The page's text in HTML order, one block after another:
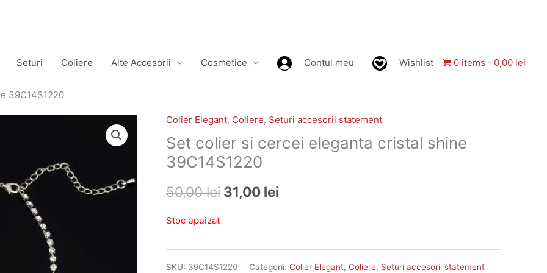
Seturi Coliere Alte Accesorii Cosmetice Contul meu Wishlist 0 items 0,00 lei
39C14S1220
Colier Elegant, Coliere, Seturi accesorii statement
Set colier si cercei eleganta cristal shine
39C14S1220
50,00lei
Prețul
inițial
fost:
31,00 lei
Prețul
curent
Stoc epuizat
SKU: 39C14S1220 Categorii: Colier Elegant, Coliere, Seturi accesorii statement